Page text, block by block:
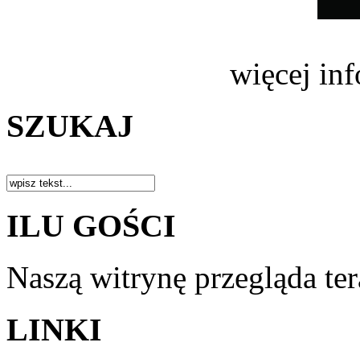
więcej
SZUKAJ
ILU GOŚCI
Naszą witrynę przegląda
LINKI